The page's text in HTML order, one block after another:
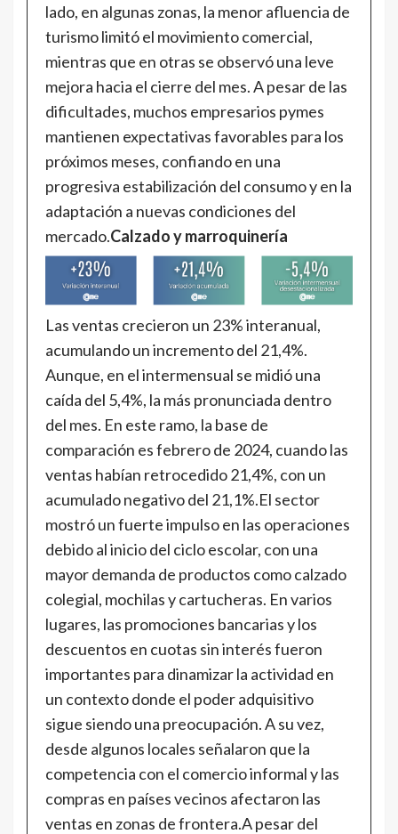
lado, en algunas zonas, la menor afluencia de
turismo limitó el movimiento comercial,
mientras que en otras se observó una leve
mejora hacia el cierre del mes. A pesar de las
dificultades, muchos empresarios pymes
mantienen expectativas favorables para los
próximos meses, confiando en una
progresiva estabilización del consumo y en la
adaptación a nuevas condiciones del
mercado.Calzado y marroquinería
Las ventas crecieron un 23% interanual,
acumulando un incremento del 21,4%.
Aunque, en el intermensual se midió una
caída del 5,4%, la más pronunciada dentro
del mes. En este ramo, la base de
comparación es febrero de 2024, cuando las
ventas habían retrocedido 21,4%, con un
acumulado negativo del 21,1%.El sector
mostró un fuerte impulso en las operaciones
debido al inicio del ciclo escolar, con una
mayor demanda de productos como calzado
colegial, mochilas y cartucheras. En varios
lugares, las promociones bancarias y los
descuentos en cuotas sin interés fueron
importantes para dinamizar la actividad en
un contexto donde el poder adquisitivo
sigue siendo una preocupación. A su vez,
desde algunos locales señalaron que la
competencia con el comercio informal y las
compras en países vecinos afectaron las
ventas en zonas de frontera.A pesar del